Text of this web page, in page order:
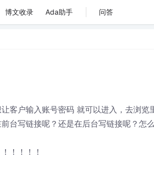
博文收录 Ada助手 问答
客户输入账号密码 就可以进入，去浏览
台写链接呢？还是在后台写链接呢？怎
！！！！